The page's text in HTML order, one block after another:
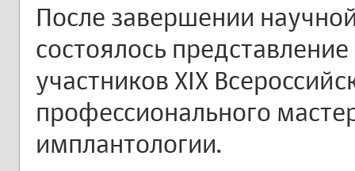
После завершении
состоялось
участников XIX
профессионального
имплантологии.